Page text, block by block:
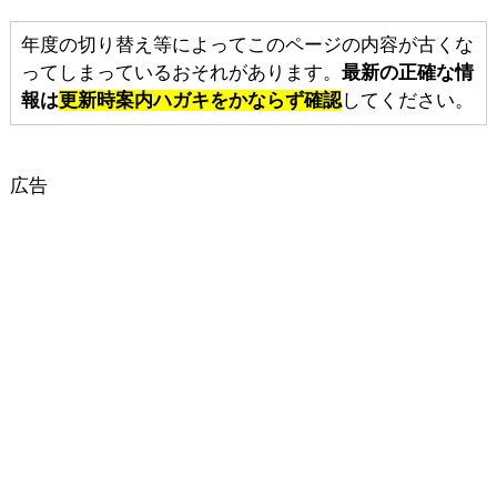
年度の切り替え等によってこのページの内容が古くな
ってしまっているおそれがあります。 最新の正確な情
報は更新時案内ハガキをかならず確認してください。
広告